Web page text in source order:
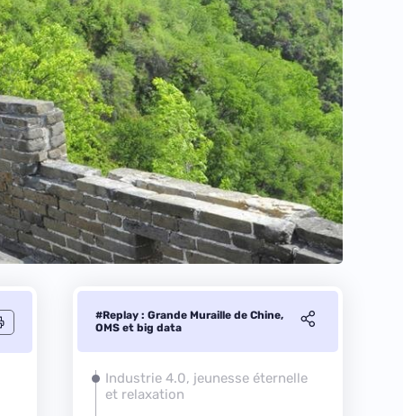
#Replay : Grande Muraille de Chine,
OMS et big data
Industrie 4.0, jeunesse éternelle
et relaxation